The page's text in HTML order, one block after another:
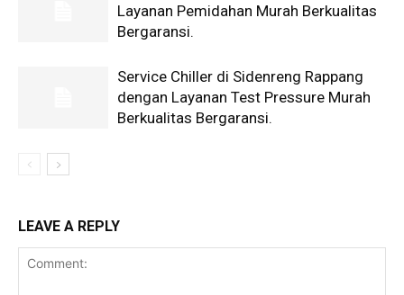
Layanan Pemidahan Murah Berkualitas
Bergaransi.
Service Chiller di Sidenreng Rappang
dengan Layanan Test Pressure Murah
Berkualitas Bergaransi.
LEAVE A REPLY